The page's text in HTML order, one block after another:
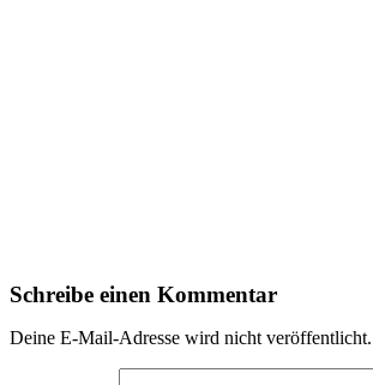
Schreibe einen Kommentar
Deine E-Mail-Adresse wird nicht veröffentlicht.